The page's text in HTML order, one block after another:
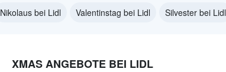
Nikolaus bei Lidl
Valentinstag bei Lidl Silvester bei Lidl
XMAS ANGEBOTE BEI LIDL